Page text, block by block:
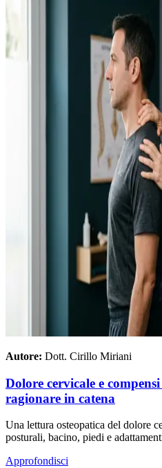
Autore: Dott. Cirillo Miriani
Dolore cervicale e
ragionare in catena
Una lettura osteopatica del dolore
posturali, bacino, piedi e
Approfondisci